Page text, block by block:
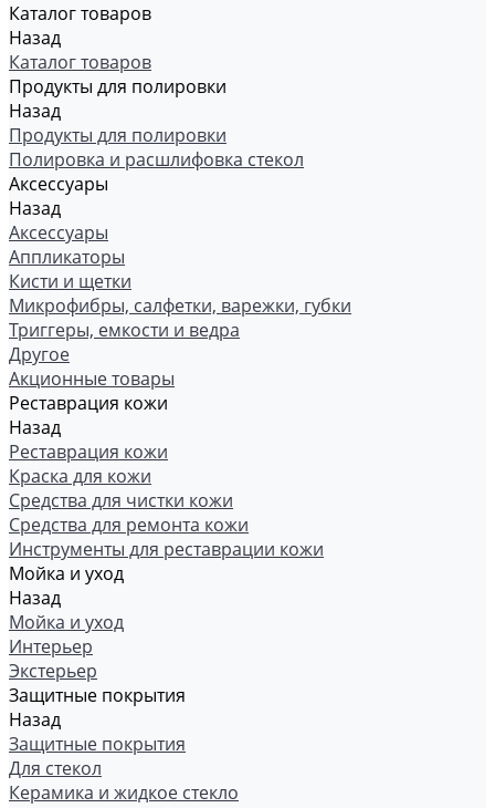
Каталог товаров
Назад
Каталог товаров
Продукты для полировки
Назад
Продукты для полировки
Полировка и расшлифовка стекол
Аксессуары
Назад
Аксессуары
Аппликаторы
Кисти и щетки
Микрофибры, салфетки, варежки, губки
Триггеры, емкости и ведра
Другое
Акционные товары
Реставрация кожи
Назад
Реставрация кожи
Краска для кожи
Средства для чистки кожи
Средства для ремонта кожи
Инструменты для реставрации кожи
Мойка и уход
Назад
Мойка и уход
Интерьер
Экстерьер
Защитные покрытия
Назад
Защитные покрытия
Для стекол
Керамика и жидкое стекло